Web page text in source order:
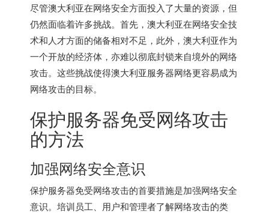
尽管澳大利亚在网络安全方面投入了大量的资源，但
仍然面临着许多挑战。首先，澳大利亚在网络安全技
术和人才方面的储备相对不足，此外，澳大利亚作为
一个开放的经济体，亦难以彻底封锁来自境外的网络
攻击。这些挑战使得澳大利亚服务器网络更容易成为
网络攻击的目标。
保护服务器免受网络攻击
的方法
加强网络安全意识
保护服务器免受网络攻击的首要措施是加强网络安全
意识。培训员工、用户和管理者了解网络攻击的类